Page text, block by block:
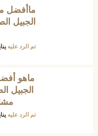
ماأفضل
الجبيل
تم الرد عليه يناير
ماهو
الجبيل
تم الرد عليه يناير